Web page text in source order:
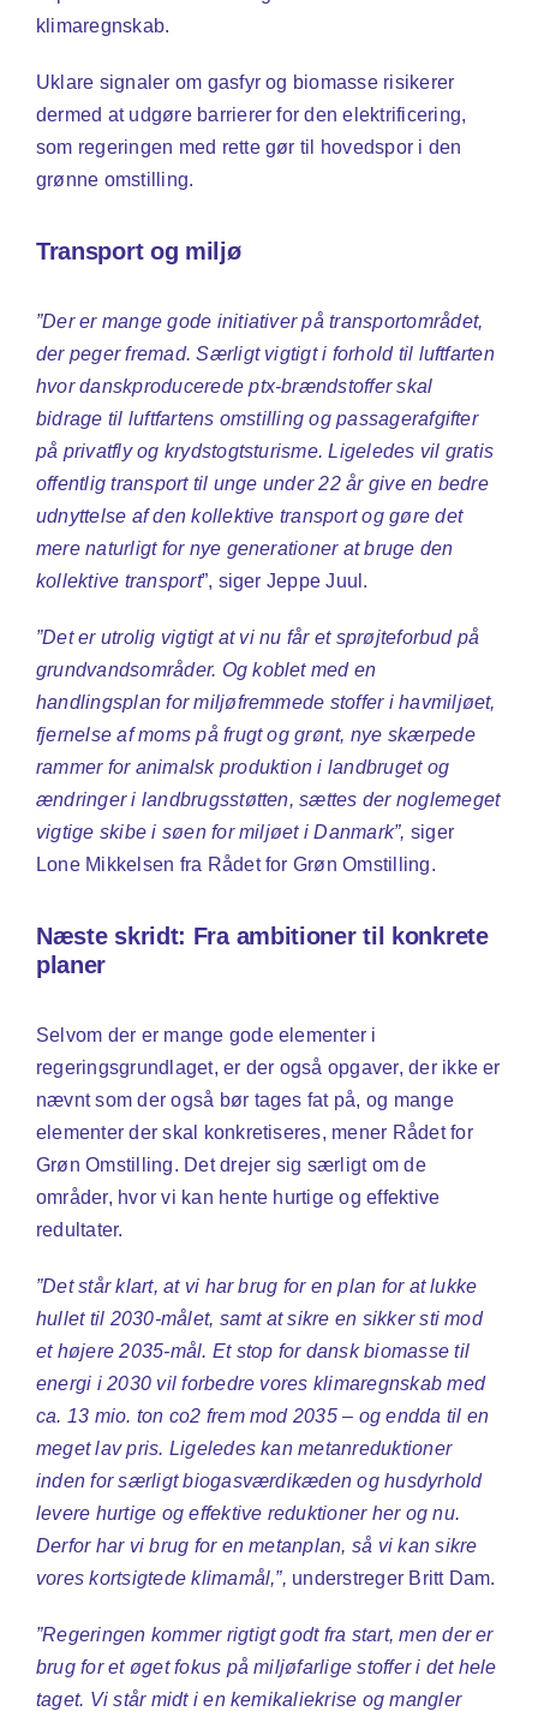
klimaregnskab.
Uklare signaler om gasfyr og biomasse risikerer
dermed at udgøre barrierer for den elektrificering,
som regeringen med rette gør til hovedspor i den
grønne omstilling.
Transport og miljø
”Der er mange gode initiativer på transportområdet,
der peger fremad. Særligt vigtigt i forhold til luftfarten
hvor danskproducerede ptx-brændstoffer skal
bidrage til luftfartens omstilling og passagerafgifter
på privatfly og krydstogtsturisme. Ligeledes vil gratis
offentlig transport til unge under 22 år give en bedre
udnyttelse af den kollektive transport og gøre det
mere naturligt for nye generationer at bruge den
kollektive transport”, siger Jeppe Juul.
”Det er utrolig vigtigt at vi nu får et sprøjteforbud på
grundvandsområder. Og koblet med en
handlingsplan for miljøfremmede stoffer i havmiljøet,
fjernelse af moms på frugt og grønt, nye skærpede
rammer for animalsk produktion i landbruget og
ændringer i landbrugsstøtten, sættes der noglemeget
vigtige skibe i søen for miljøet i Danmark”, siger
Lone Mikkelsen fra Rådet for Grøn Omstilling.
Næste skridt: Fra ambitioner til konkrete
planer
Selvom der er mange gode elementer i
regeringsgrundlaget, er der også opgaver, der ikke er
nævnt som der også bør tages fat på, og mange
elementer der skal konkretiseres, mener Rådet for
Grøn Omstilling. Det drejer sig særligt om de
områder, hvor vi kan hente hurtige og effektive
redultater.
”Det står klart, at vi har brug for en plan for at lukke
hullet til 2030-målet, samt at sikre en sikker sti mod
et højere 2035-mål. Et stop for dansk biomasse til
energi i 2030 vil forbedre vores klimaregnskab med
ca. 13 mio. ton co2 frem mod 2035 – og endda til en
meget lav pris. Ligeledes kan metanreduktioner
inden for særligt biogasværdikæden og husdyrhold
levere hurtige og effektive reduktioner her og nu.
Derfor har vi brug for en metanplan, så vi kan sikre
vores kortsigtede klimamål,”, understreger Britt Dam.
”Regeringen kommer rigtigt godt fra start, men der er
brug for et øget fokus på miljøfarlige stoffer i det hele
taget. Vi står midt i en kemikaliekrise og mangler